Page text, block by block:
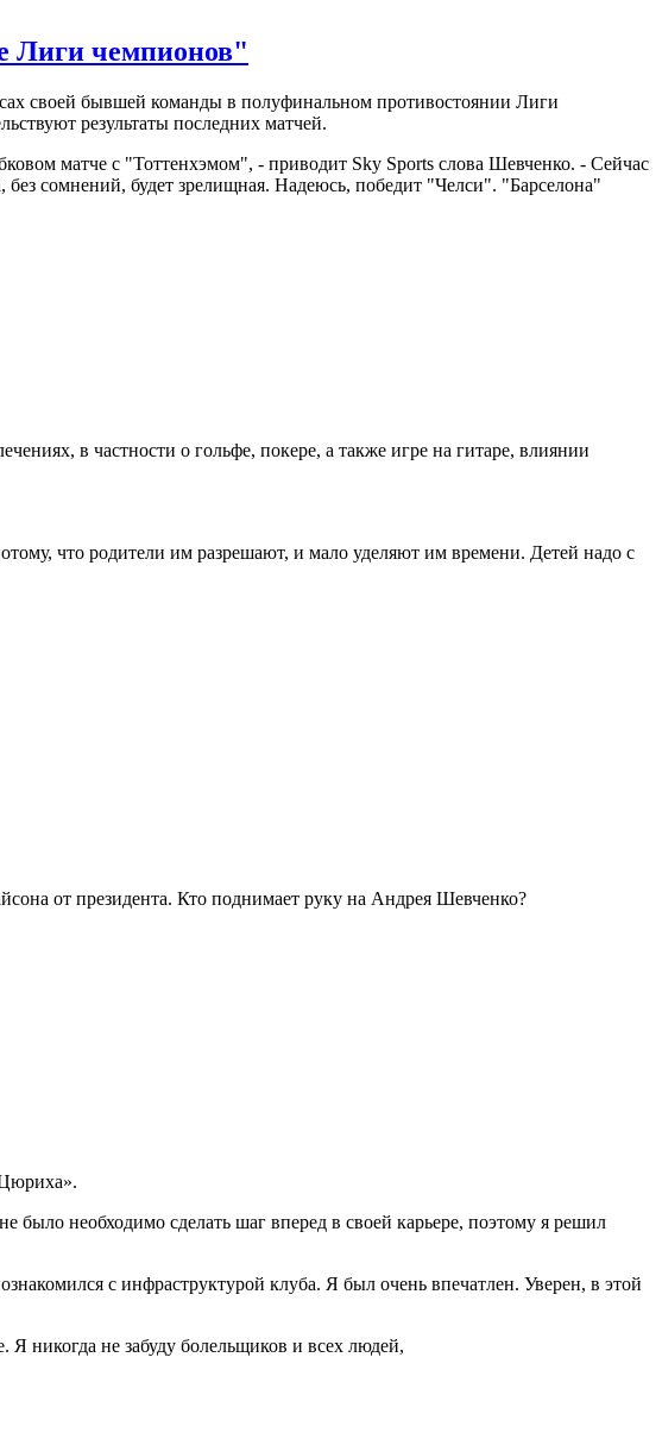
Лиги чемпионов"
своей бывшей команды в полуфинальном противостоянии Лиги
результаты последних матчей.
матче с "Тоттенхэмом", - приводит Sky Sports слова Шевченко. - Сейчас
сомнений, будет зрелищная. Надеюсь, победит "Челси". "Барселона"
в частности о гольфе, покере, а также игре на гитаре, влиянии
что родители им разрешают, и мало уделяют им времени. Детей надо с
от президента. Кто поднимает руку на Андрея Шевченко?
необходимо сделать шаг вперед в своей карьере, поэтому я решил
с инфраструктурой клуба. Я был очень впечатлен. Уверен, в этой
Я никогда не забуду болельщиков и всех людей,